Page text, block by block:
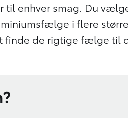
til enhver smag. Du
i flere
finde de rigtige fælge til